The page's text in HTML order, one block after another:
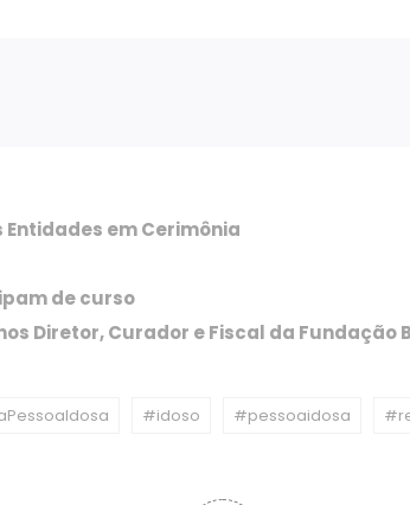
em Cerimônia
de curso
Diretor, Curador e Fiscal da Fundação
#idoso #pessoaidosa